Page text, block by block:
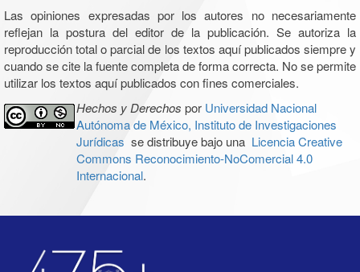
Las opiniones expresadas por los autores no necesariamente
reflejan la postura del editor de la publicación. Se autoriza la
reproducción total o parcial de los textos aquí publicados siempre y
cuando se cite la fuente completa de forma correcta. No se permite
utilizar los textos aquí publicados con fines comerciales.
Hechos y Derechos por Universidad Nacional
Autónoma de México, Instituto de Investigaciones
Jurídicas se distribuye bajo una Licencia Creative
Commons Reconocimiento-NoComercial 4.0
Internacional.